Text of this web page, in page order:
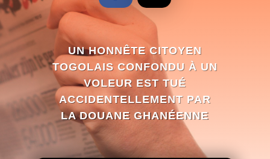
UN HONNÊTE CITOYEN
TOGOLAIS CONFONDU À UN
VOLEUR EST TUÉ
ACCIDENTELLEMENT PAR
LA DOUANE GHANÉENNE